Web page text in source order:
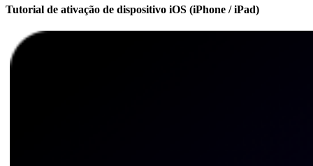
Tutorial de ativação de dispositivo iOS (iPhone / iPad)